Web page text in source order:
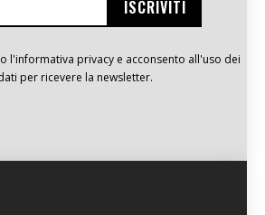
l'informativa privacy e acconsento all'uso dei
per ricevere la newsletter.